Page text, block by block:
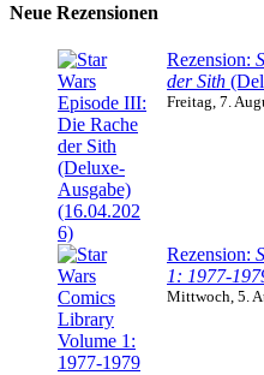
Neue Rezensionen
Rezension:
der Sith
Freitag, 7.
Rezension:
1: 1977-
Mittwoch, 5.